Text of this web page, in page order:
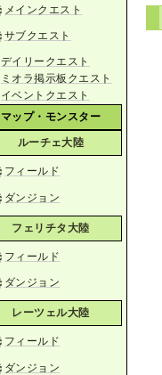
メインクエスト
サブクエスト
デイリークエスト
ミオラ掲示板クエスト
イベントクエスト
マップ・モンスター
ルーチェ大陸
フィールド
ダンジョン
フェリチタ大陸
フィールド
ダンジョン
レーツェル大陸
フィールド
ダンジョン